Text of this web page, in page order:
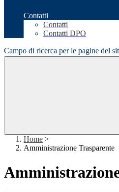
Contatti
Contatti
Contatti DPO
Campo di ricerca per le pagine del
Home >
Amministrazione Trasparente